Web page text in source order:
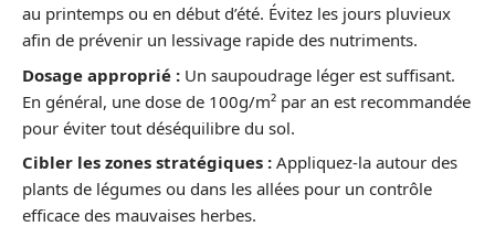
au printemps ou en début d’été. Évitez les jours pluvieux
afin de prévenir un lessivage rapide des nutriments.
Dosage approprié : Un saupoudrage léger est suffisant.
En général, une dose de 100g/m² par an est recommandée
pour éviter tout déséquilibre du sol.
Cibler les zones stratégiques : Appliquez-la autour des
plants de légumes ou dans les allées pour un contrôle
efficace des mauvaises herbes.